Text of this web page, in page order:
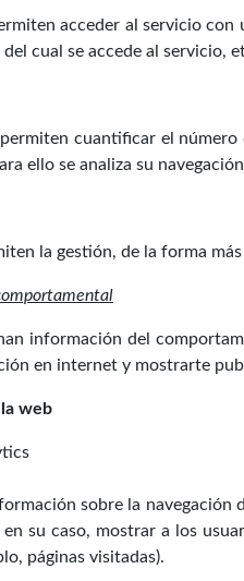
acceder al servicio
cual se accede al servicio,
cuantificar el
ello se analiza su
la gestión, de la forma
información del
en internet y mostrarte
web
sobre la
su caso, mostrar a los
páginas visitadas).